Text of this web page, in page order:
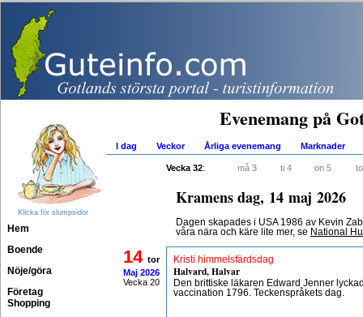
Klicka för slumpsidor
Hem
Boende
Nöje/göra
Företag
Shopping
Evenemang på
I dag Veckor Årliga evenemang Marknader
Vecka 32: må 3 ti 4 on 5
Kramens dag, 14 maj 2026
Dagen skapades i USA 1986 av Kevin
våra nära och käre lite mer, se National
14 tor
Maj 2026
Vecka 20
Kristi himmelsfärdsdag
Halvard, Halvar
Den brittiske läkaren Edward Jenner
vaccination 1796. Teckenspråkets dag.